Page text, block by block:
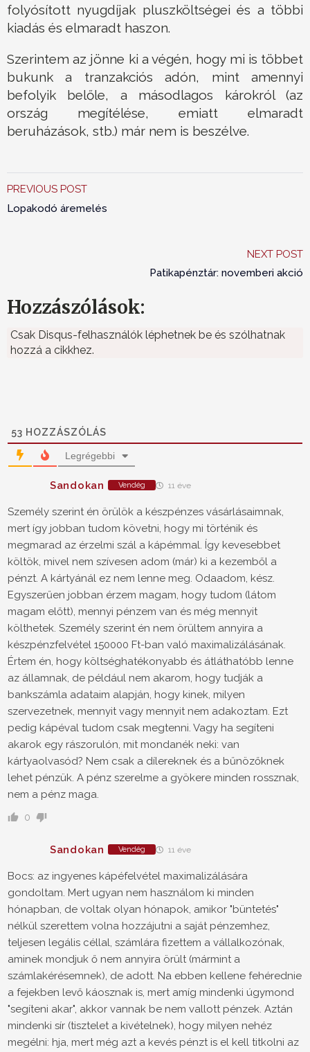
folyósított nyugdíjak pluszköltségei és a többi
kiadás és elmaradt haszon.
Szerintem az jönne ki a végén, hogy mi is többet
bukunk a tranzakciós adón, mint amennyi
befolyik belőle, a másodlagos károkról (az
ország megítélése, emiatt elmaradt
beruházások, stb.) már nem is beszélve.
PREVIOUS POST
Lopakodó áremelés
NEXT POST
Patikapénztár: novemberi akció
Hozzászólások:
Csak Disqus-felhasználók léphetnek be és szólhatnak
hozzá a cikkhez.
53 HOZZÁSZÓLÁS
Legrégebbi
Sandokan Vendég 11 éve
Személy szerint én örülök a készpénzes vásárlásaimnak,
mert így jobban tudom követni, hogy mi történik és
megmarad az érzelmi szál a kápémmal. Így kevesebbet
költök, mivel nem szívesen adom (már) ki a kezemből a
pénzt. A kártyánál ez nem lenne meg. Odaadom, kész.
Egyszerűen jobban érzem magam, hogy tudom (látom
magam előtt), mennyi pénzem van és még mennyit
költhetek. Személy szerint én nem örültem annyira a
készpénzfelvétel 150000 Ft-ban való maximalizálásának.
Értem én, hogy költséghatékonyabb és átláthatóbb lenne
az államnak, de például nem akarom, hogy tudják a
bankszámla adataim alapján, hogy kinek, milyen
szervezetnek, mennyit vagy mennyit nem adakoztam. Ezt
pedig kápéval tudom csak megtenni. Vagy ha segíteni
akarok egy rászorulón, mit mondanék neki: van
kártyaolvasód? Nem csak a dílereknek és a bűnözőknek
lehet pénzük. A pénz szerelme a gyökere minden rossznak,
nem a pénz maga.
0
Sandokan Vendég 11 éve
Bocs: az ingyenes kápéfelvétel maximalizálására
gondoltam. Mert ugyan nem használom ki minden
hónapban, de voltak olyan hónapok, amikor "büntetés"
nélkül szerettem volna hozzájutni a saját pénzemhez,
teljesen legális céllal, számlára fizettem a vállalkozónak,
aminek mondjuk ő nem annyira örült (mármint a
számlakérésemnek), de adott. Na ebben kellene fehérednie
a fejekben levő káosznak is, mert amíg mindenki úgymond
"segíteni akar", akkor vannak be nem vallott pénzek. Aztán
mindenki sír (tisztelet a kivételnek), hogy milyen nehéz
megélni: hja, mert még azt a kevés pénzt is el kell titkolni az